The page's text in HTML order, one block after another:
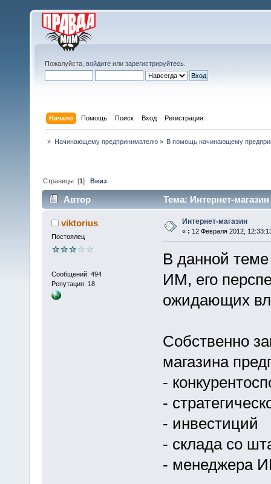
Пожалуйста, войдите или зарегистрируйтесь
Начало Помощь Поиск Вход Регистрация
» Начинающему предпринимателю» В помощь начинающему
Страницы: [1]Вниз
Автор Тема: Интернет-
viktorius
Постоялец
Сообщений: 494
Репутация: 18
Интернет-магазин
« : 12 Февраля 2012,
В данной
ИМ, его
ожидающих
Собственно
магазина
-
-
- инвестиций
- склада со
- менеджера